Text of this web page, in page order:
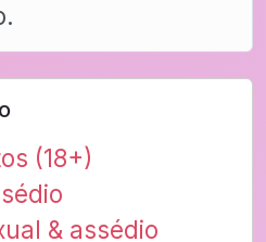
(18+)
& assédio